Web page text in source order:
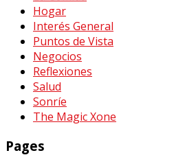
Hogar
Interés General
Puntos de Vista
Negocios
Reflexiones
Salud
Sonríe
The Magic Xone
Pages